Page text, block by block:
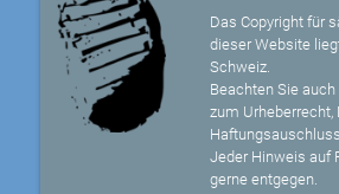
Das Copyright für
dieser Website
Schweiz.
Beachten Sie
zum Urheberrecht,
Haftungsauschluss.
Jeder Hinweis auf
gerne entgegen.